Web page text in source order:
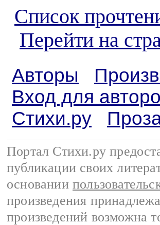
Список
Перейти на
Авторы
Вход для
Стихи.ру
Портал Стихи.ру
публикации своих
основании
произведения
произведений возможна